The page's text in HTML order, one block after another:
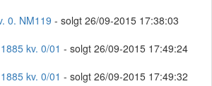
0. NM119 - solgt 26/09-2015 17:38:03
kv. 0/01 - solgt 26/09-2015 17:49:24
kv. 0/01 - solgt 26/09-2015 17:49:32